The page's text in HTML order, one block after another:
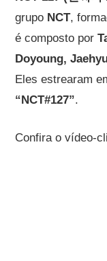
grupo NCT,
é composto por
Doyoung,
Eles estrearam
“NCT#127”.
Confira o vídeo-